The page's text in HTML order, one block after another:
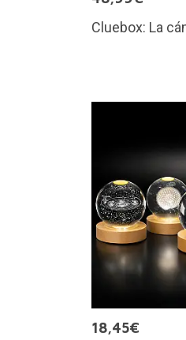
Cluebox: La
18,45€